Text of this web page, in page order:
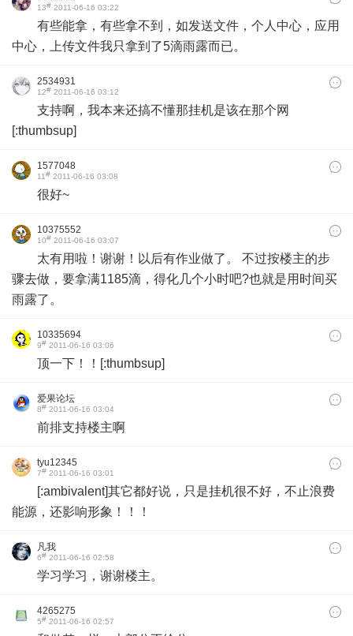
13# 2011-06-16 03:22
有些能拿，有些拿不到，如发送文件，个人中心，应用
中心，上传文件我只拿到了5滴雨露而已。
2534931
12# 2011-06-16 03:12
支持啊，我本来还搞不懂那挂机是该在那个网
[:thumbsup]
1577048
11# 2011-06-16 03:08
很好~
10375552
10# 2011-06-16 03:07
太有用啦！谢谢！以后有作业做了。 不过按楼主的步
骤去做，要拿满1185滴，得化几个小时吧?也就是用时间买
雨露了。
10335694
9# 2011-06-16 03:06
顶一下！！[:thumbsup]
爱果论坛
8# 2011-06-16 03:04
前排支持楼主啊
tyu12345
7# 2011-06-16 03:01
[:ambivalent]其它都好说，只是挂机很不好，不止浪费
能源，还影响形象！！！
凡我
6# 2011-06-16 02:58
学习学习，谢谢楼主。
4265275
5# 2011-06-16 02:57